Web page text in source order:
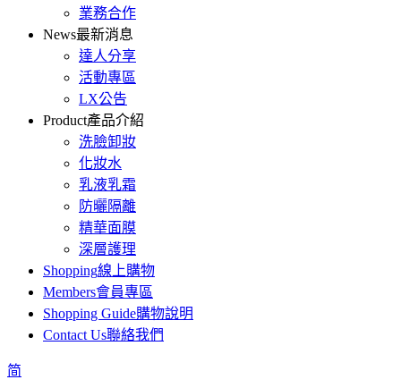
業務合作
News最新消息
達人分享
活動專區
LX公告
Product產品介紹
洗臉卸妝
化妝水
乳液乳霜
防曬隔離
精華面膜
深層護理
Shopping線上購物
Members會員專區
Shopping Guide購物說明
Contact Us聯絡我們
简